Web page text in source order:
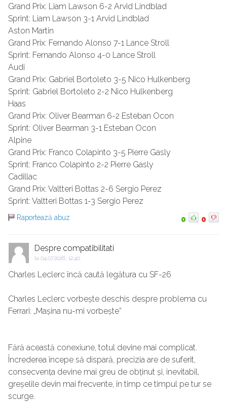
Grand Prix: Liam Lawson 6-2 Arvid Lindblad
Sprint: Liam Lawson 3-1 Arvid Lindblad
Aston Martin
Grand Prix: Fernando Alonso 7-1 Lance Stroll
Sprint: Fernando Alonso 4-0 Lance Stroll
Audi
Grand Prix: Gabriel Bortoleto 3-5 Nico Hulkenberg
Sprint: Gabriel Bortoleto 2-2 Nico Hulkenberg
Haas
Grand Prix: Oliver Bearman 6-2 Esteban Ocon
Sprint: Oliver Bearman 3-1 Esteban Ocon
Alpine
Grand Prix: Franco Colapinto 3-5 Pierre Gasly
Sprint: Franco Colapinto 2-2 Pierre Gasly
Cadillac
Grand Prix: Valtteri Bottas 2-6 Sergio Perez
Sprint: Valtteri Bottas 1-3 Sergio Perez
Raportează abuz 0 0
Despre compatibilitati
la 04.07.2026, 12:40
Charles Leclerc încă caută legătura cu SF-26
Charles Leclerc vorbește deschis despre problema cu
Ferrari: „Mașina nu-mi vorbește”
Fără această conexiune, totul devine mai complicat.
Încrederea începe să dispară, precizia are de suferit,
consecvența devine mai greu de obținut și, inevitabil,
greșelile devin mai frecvente, în timp ce timpul pe tur se
scurge.